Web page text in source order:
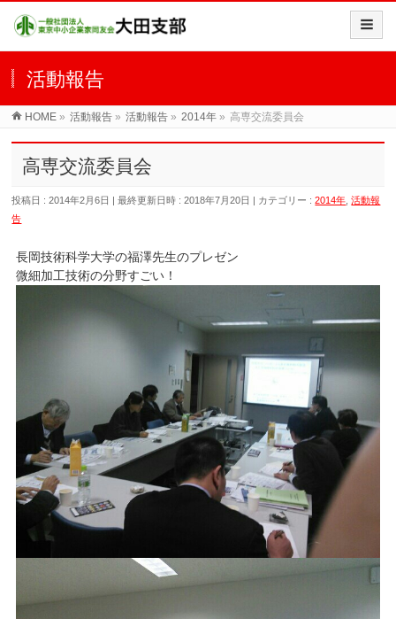
活動報告
HOME » 活動報告 » 活動報告 » 2014年 » 高専交流委員会
高専交流委員会
投稿日 : 2014年2月6日 最終更新日時 : 2018年7月20日 カテゴリー :2014年 ,活動報
告
長岡技術科学大学の福澤先生のプレゼン
微細加工技術の分野すごい！